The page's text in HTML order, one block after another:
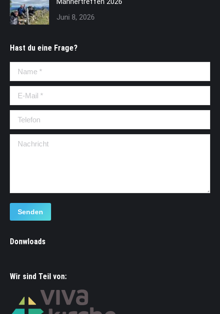
Juni 8, 2026
Hast du eine Frage?
Name *
E-Mail *
Telefon
Nachricht
Senden
Donwloads
Wir sind Teil von: